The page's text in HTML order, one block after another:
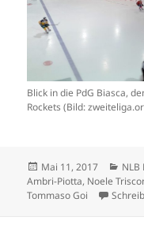
Blick in die PdG Biasca,
Rockets (Bild:
Veröffentlicht
am
Mai 11, 2017 NLB
Ambri-Piotta, Noele
Tommaso Goi